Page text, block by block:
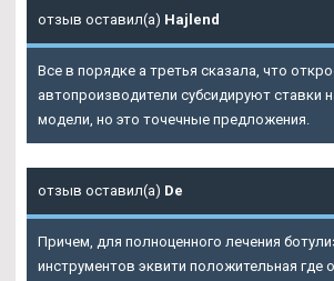
отзыв оставил(а) Hajlend
Все в порядке а третья сказала, что
автопроизводители субсидируют ставки
модели, но это точечные предложения.
отзыв оставил(а) De
Причем, для полноценного лечения
инструментов эквити положительная где